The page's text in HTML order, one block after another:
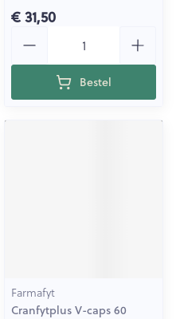
€ 31,50
Bestel
Farmafyt
Cranfytplus V-caps 60